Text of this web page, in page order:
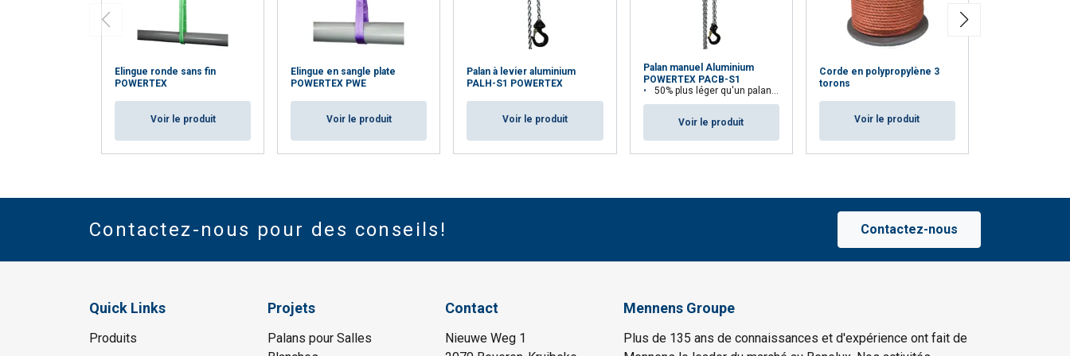
Elingue ronde sans fin
POWERTEX
Voir le produit
Elingue en sangle plate
POWERTEX PWE
Voir le produit
Palan à levier aluminium
PALH-S1 POWERTEX
Voir le produit
Palan manuel Aluminium
POWERTEX PACB-S1
50% plus léger qu'un palan standard similaire
Voir le produit
Corde en polypropylène 3
torons
Voir le produit
Contactez-nous pour des conseils! Contactez-nous
Quick Links
Produits
Projets
Palans pour Salles
Contact
Nieuwe Weg 1
Mennens Groupe
Plus de 135 ans de connaissances et d'expérience ont fait de